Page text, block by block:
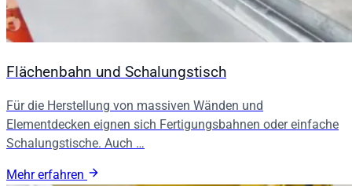
Flächenbahn und Schalungstisch
Für die Herstellung von massiven Wänden und
Elementdecken eignen sich Fertigungsbahnen oder einfache
Schalungstische. Auch …
Mehr erfahren